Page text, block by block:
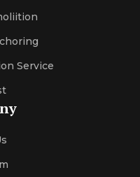
Service